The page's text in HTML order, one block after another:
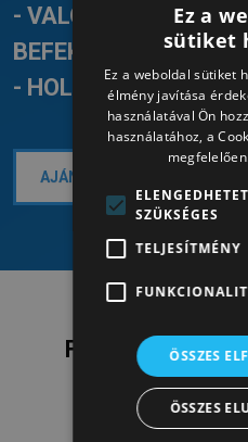
- VALÓBAN
BEFEKTETÉSEI?
- HOL TARTANAK A
AJÁNLATKÉRÉS ÉS
FŐBB
Ez a
sütiket
Ez a weboldal sütiket
élmény javítása
használatával Ön
használatához, a
SZÜKSÉGES
TELJESÍTMÉNY
ÖSSZES
ÖSSZES